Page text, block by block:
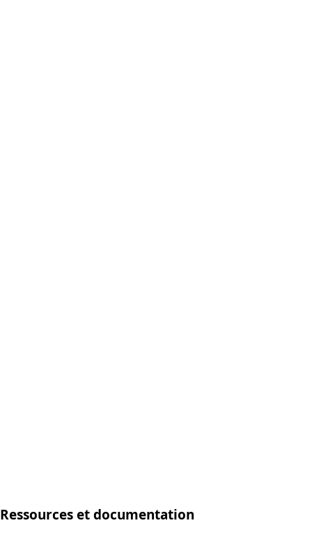
Ressources et documentation